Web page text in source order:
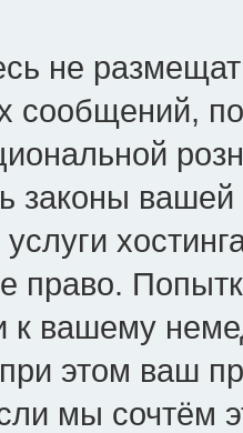
не
сообщений,
законы
услуги
право.
к вашему
этом ваш
мы сочтём